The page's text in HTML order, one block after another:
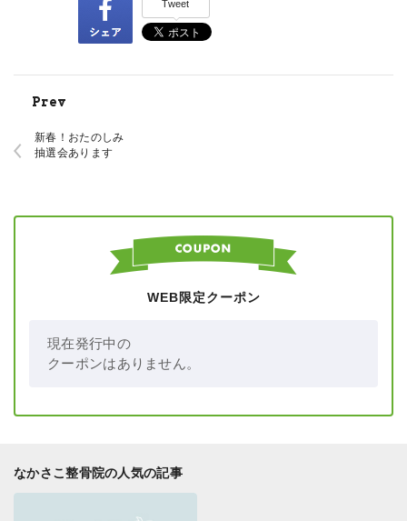
Tweet
新春！おたのしみ
抽選会あります
Prev
WEB限定クーポン
現在発行中の
クーポンはありません。
なかさこ整骨院の人気の記事